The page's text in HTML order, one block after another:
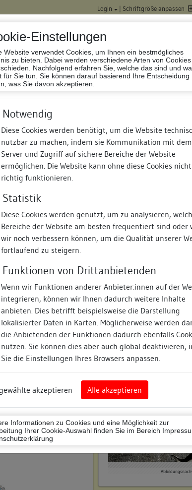
Einstellungen
Website verwendet Cookies, um Ihnen ein bestmögliches
zu bieten. Dabei werden verschiedene Arten von Cookies
Nachfolgend erfahren Sie, welche das sind und
für Sie tun. Sie können darauf basierend Ihre Entscheidung
was Sie davon akzeptieren.
Notwendig
Diese Cookies werden benötigt, um die Website
nutzbar zu machen, indem sie Kommunikation mit dem
Server und Zugriff auf sichere Bereiche der Website
ermöglichen. Die Website kann ohne diese Cookies nicht
richtig funktionieren.
Statistik
Diese Cookies werden genutzt, um zu analysieren,
Bereiche der Website am besten frequentiert sind oder
wir noch verbessern können, um die Qualität unserer
fortlaufend zu steigern.
Funktionen von Drittanbietenden
Wenn wir Funktionen anderer Anbieter:innen auf der
integrieren, können wir Ihnen dadurch weitere Inhalte
anbieten. Dies betrifft beispielsweise die Darstellung
lokalisierter Daten in Karten. Möglicherweise werden
die Anbietenden der Funktionen dadurch ebenfalls
nutzen. Sie können dies aber auch global deaktivieren,
Sie die Einstellungen Ihres Browsers anpassen.
akzeptieren Alle akzeptieren
Informationen zu Cookies und eine Möglichkeit zur
Ihrer Cookie-Auswahl finden Sie im Bereich
Login | Schriftgröße anpassen
Datenbank
Suche Freie Bauforscher:innen